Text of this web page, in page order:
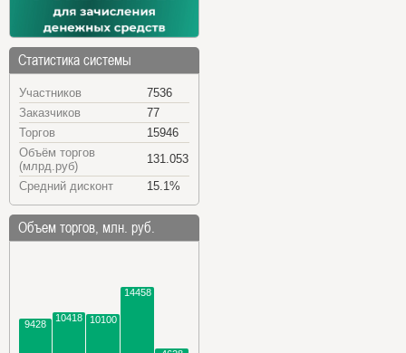
Статистика системы
Участников
7536
Заказчиков
77
Торгов
15946
Объём торгов
(млрд.руб)
131.053
Средний дисконт
15.1%
Объем торгов, млн. руб.
9428
10418 10100
14458